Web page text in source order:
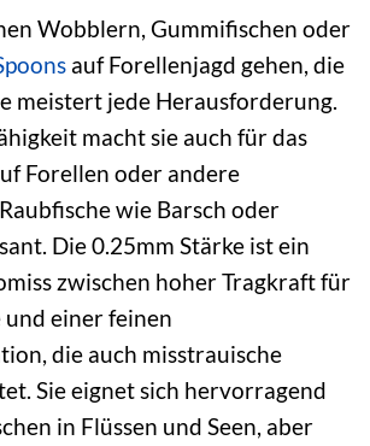
Wobblern, Gummifischen oder
auf Forellenjagd gehen, die
meistert jede Herausforderung.
macht sie auch für das
Forellen oder andere
wie Barsch oder
Die 0.25mm Stärke ist ein
zwischen hoher Tragkraft für
einer feinen
die auch misstrauische
Sie eignet sich hervorragend
in Flüssen und Seen, aber